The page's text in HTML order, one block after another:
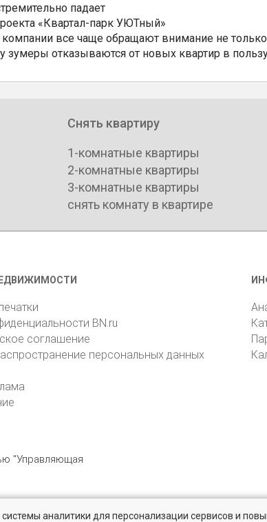
падает
«Квартал-парк УЮТный»
все чаще обращают внимание не
зумеры отказываются от новых квартир в
Снять квартиру
1-комнатные квартиры
2-комнатные квартиры
3-комнатные квартиры
снять комнату в квартире
BN.ru
соглашение
персональных данных
"Управляющая
аналитики для персонализации сервисов и